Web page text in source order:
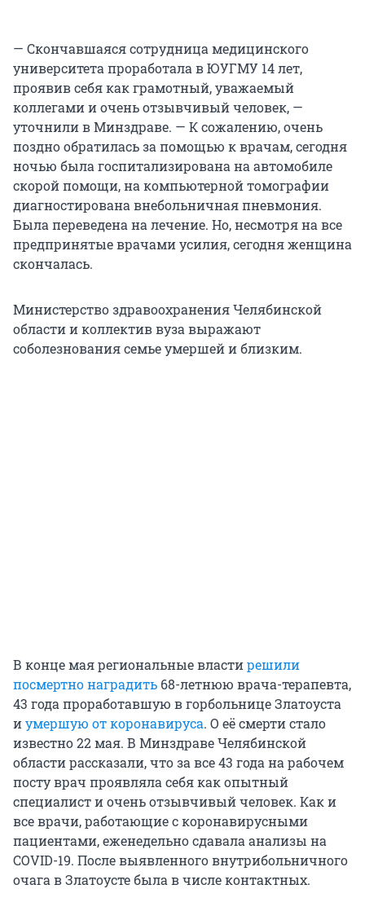
— Скончавшаяся сотрудница медицинского
университета проработала в ЮУГМУ 14 лет,
проявив себя как грамотный, уважаемый
коллегами и очень отзывчивый человек, —
уточнили в Минздраве. — К сожалению, очень
поздно обратилась за помощью к врачам, сегодня
ночью была госпитализирована на автомобиле
скорой помощи, на компьютерной томографии
диагностирована внебольничная пневмония.
Была переведена на лечение. Но, несмотря на все
предпринятые врачами усилия, сегодня женщина
скончалась.
Министерство здравоохранения Челябинской
области и коллектив вуза выражают
соболезнования семье умершей и близким.
В конце мая региональные властирешили
посмертно наградить 68-летнюю врача-терапевта,
43 года проработавшую в горбольнице Златоуста
иумершую от коронавируса. О её смерти стало
известно 22 мая. В Минздраве Челябинской
области рассказали, что за все 43 года на рабочем
посту врач проявляла себя как опытный
специалист и очень отзывчивый человек. Как и
все врачи, работающие с коронавирусными
пациентами, еженедельно сдавала анализы на
COVID-19. После выявленного внутрибольничного
очага в Златоусте была в числе контактных.